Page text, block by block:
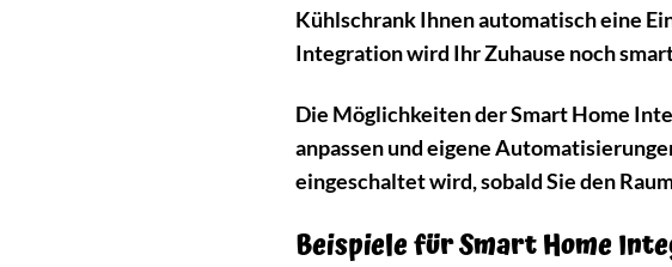
Kühlschrank Ihnen automatisch eine
Integration wird Ihr Zuhause noch
Die Möglichkeiten der Smart Home
anpassen und eigene
eingeschaltet wird, sobald Sie den
Beispiele für Smart Home